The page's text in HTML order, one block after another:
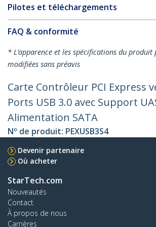
Pilotes et téléchargements
FAQ & conformité
* L’apparence et les spécifications du produit
modifiées sans préavis
Carte Contrôleur PCI Express
Ports USB 3.0 avec Support
Alimentation SATA
Nº de produit: PEXUSB3S4
Devenir partenaire
Où acheter
StarTech.com
Nouveautés
Contact
À propos de nous
Carrières